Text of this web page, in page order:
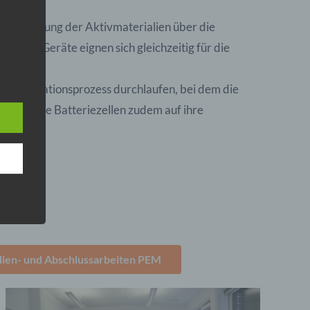
Mischung der Aktivmaterialien über die
Geräte eignen sich gleichzeitig für die
Formationsprozess durchlaufen, bei dem die
die Batteriezellen zudem auf ihre
und Abschlussarbeiten PEM